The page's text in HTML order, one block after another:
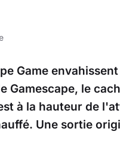
Game
Gamescape, le
à la hauteur de
Une sortie